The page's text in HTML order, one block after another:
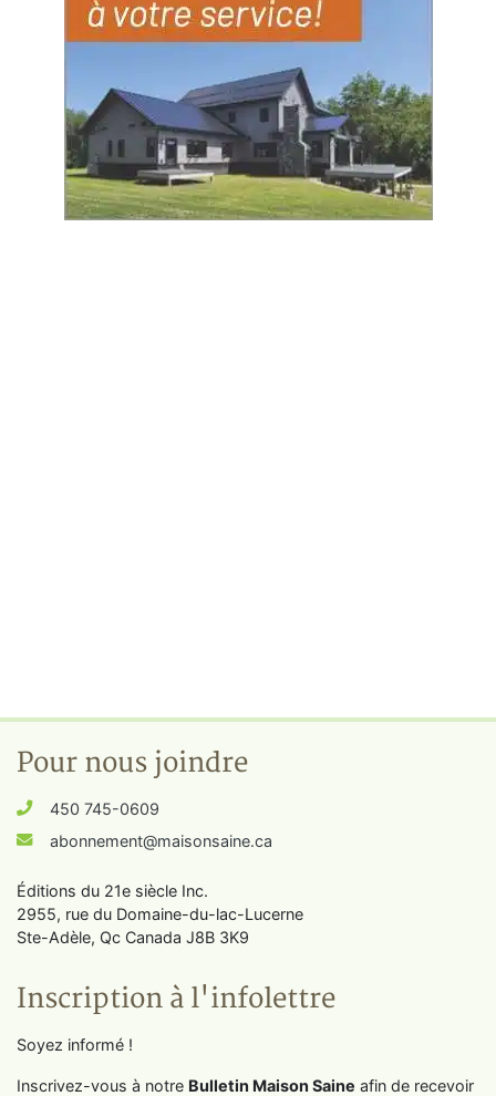
Pour nous joindre
450 745-0609
abonnement@maisonsaine.ca
Éditions du 21e siècle Inc.
2955, rue du Domaine-du-lac-Lucerne
Ste-Adèle, Qc Canada J8B 3K9
Inscription à l'infolettre
Soyez informé !
Inscrivez-vous à notre Bulletin Maison Saine afin de recevoir